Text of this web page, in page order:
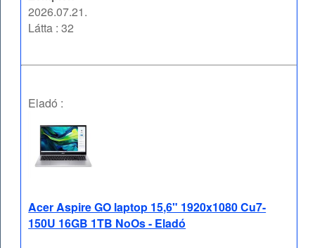
2026.07.21.
Látta : 32
Eladó :
Acer Aspire GO laptop 15,6" 1920x1080 Cu7-
150U 16GB 1TB NoOs - Eladó